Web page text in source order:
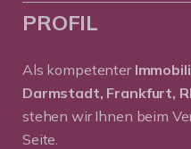
PROFIL
Als kompetenter
Darmstadt, Frankfurt,
stehen wir Ihnen beim
Seite.